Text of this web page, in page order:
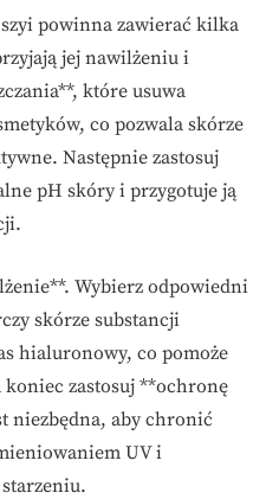
powinna zawierać kilka
jej nawilżeniu i
które usuwa
co pozwala skórze
Następnie zastosuj
pH skóry i przygotuje ją
Wybierz odpowiedni
skórze substancji
hialuronowy, co pomoże
koniec zastosuj **ochronę
niezbędna, aby chronić
UV i